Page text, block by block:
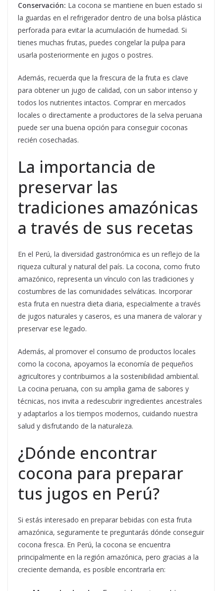
Conservación: La cocona se mantiene en buen estado si
la guardas en el refrigerador dentro de una bolsa plástica
perforada para evitar la acumulación de humedad. Si
tienes muchas frutas, puedes congelar la pulpa para
usarla posteriormente en jugos o postres.
Además, recuerda que la frescura de la fruta es clave
para obtener un jugo de calidad, con un sabor intenso y
todos los nutrientes intactos. Comprar en mercados
locales o directamente a productores de la selva peruana
puede ser una buena opción para conseguir coconas
recién cosechadas.
La importancia de
preservar las
tradiciones amazónicas
a través de sus recetas
En el Perú, la diversidad gastronómica es un reflejo de la
riqueza cultural y natural del país. La cocona, como fruto
amazónico, representa un vínculo con las tradiciones y
costumbres de las comunidades selváticas. Incorporar
esta fruta en nuestra dieta diaria, especialmente a través
de jugos naturales y caseros, es una manera de valorar y
preservar ese legado.
Además, al promover el consumo de productos locales
como la cocona, apoyamos la economía de pequeños
agricultores y contribuimos a la sostenibilidad ambiental.
La cocina peruana, con su amplia gama de sabores y
técnicas, nos invita a redescubrir ingredientes ancestrales
y adaptarlos a los tiempos modernos, cuidando nuestra
salud y disfrutando de la naturaleza.
¿Dónde encontrar
cocona para preparar
tus jugos en Perú?
Si estás interesado en preparar bebidas con esta fruta
amazónica, seguramente te preguntarás dónde conseguir
cocona fresca. En Perú, la cocona se encuentra
principalmente en la región amazónica, pero gracias a la
creciente demanda, es posible encontrarla en: